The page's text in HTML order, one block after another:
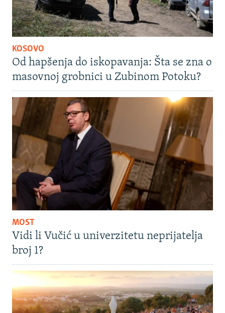
KOSOVO
Od hapšenja do iskopavanja: Šta se zna o
masovnoj grobnici u Zubinom Potoku?
MOST
Vidi li Vučić u univerzitetu neprijatelja
broj 1?